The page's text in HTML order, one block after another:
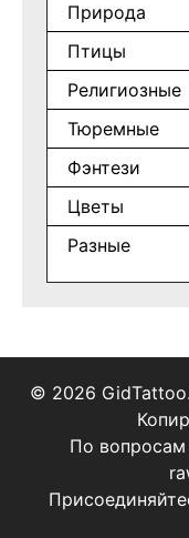
Природа
Птицы
Религиозные
Тюремные
Фэнтези
Цветы
Разные
© 2026
По